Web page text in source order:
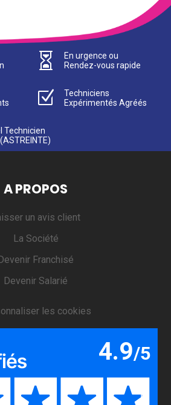

En urgence ou
Rendez-vous rapide
Z
Techniciens
Expérimentés Agréés
Technicien
(ASTREINTE)
A PROPOS
un avis client
La Société
Franchisé
Devenir Salarié
les cookies